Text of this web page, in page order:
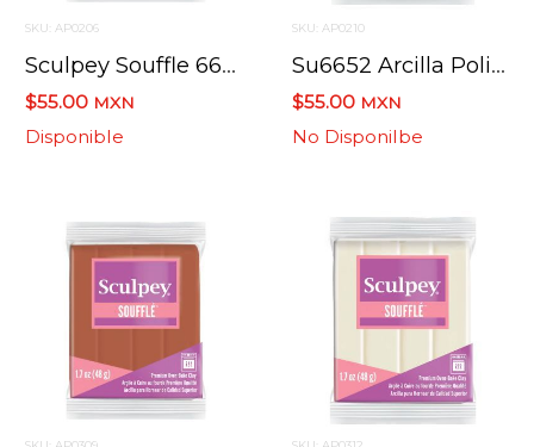
SKU: AP0206
Sculpey Souffle 6629 Pistache / Pistachio 48.2 Grs.
$55.00 MXN
Disponible
SKU: AP0210
Su6652 Arcilla Polimerica Sculpey Souffle Azul Claro P
$55.00 MXN
No Disponilbe